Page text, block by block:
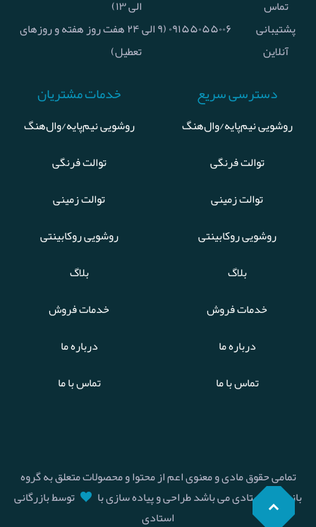
تماس
الی ۱۳)
پشتیبانی
آنلاین
۰۹۱۵۵۰۵۵۰۰۶ (۹ الی ۲۴ هفت روز هفته و روزهای
تعطیل)
دسترسی سریع
روشویی نیم‌پایه/وال‌هنگ
توالت فرنگی
توالت زمینی
روشویی روکابینتی
بلاگ
خدمات فروش
درباره ما
تماس با ما
خدمات مشتریان
روشویی نیم‌پایه/وال‌هنگ
توالت فرنگی
توالت زمینی
روشویی روکابینتی
بلاگ
خدمات فروش
درباره ما
تماس با ما
تمامی حقوق مادی و معنوی اعم از محتوا و محصولات متعلق به گروه
بازرگانی استادی می باشد طراحی و پیاده سازی با
توسط بازرگانی
استادی